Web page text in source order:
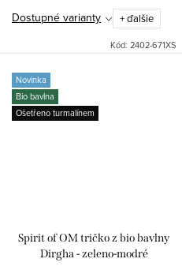
Dostupné varianty + ďalšie
Kód: 2402-671XS
Novinka
Bio bavlna
Ošetřeno turmalínem
Spirit of OM tričko z bio bavlny
Dirgha - zeleno-modré